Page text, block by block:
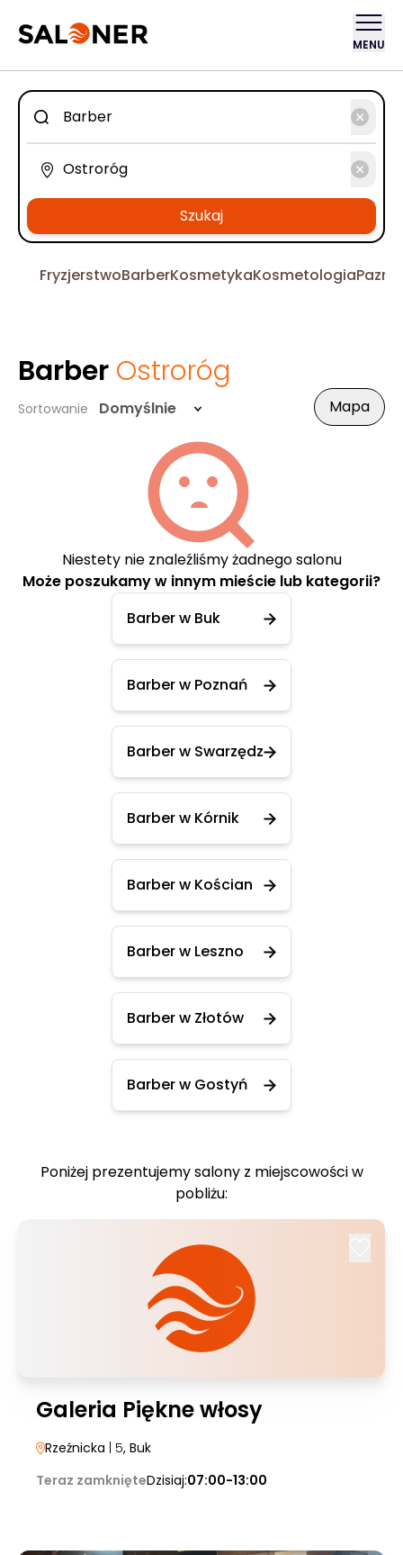
MENU
Szukaj
FryzjerstwoBarberKosmetykaKosmetologia
Barber Ostroróg
Sortowanie Domyślnie Mapa
Niestety nie znaleźliśmy żadnego salonu
Może poszukamy w innym mieście lub kategorii?
Barber w Buk
Barber w Poznań
Barber w Swarzędz
Barber w Kórnik
Barber w Kościan
Barber w Leszno
Barber w Złotów
Barber w Gostyń
Poniżej prezentujemy salony z miejscowości w
pobliżu:
Galeria Piękne włosy
Rzeźnicka | 5, Buk
Teraz zamknięteDzisiaj:07:00-13:00